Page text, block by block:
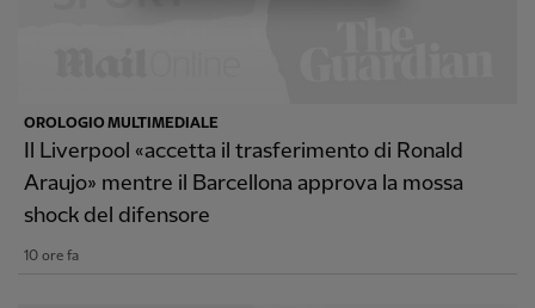
OROLOGIO MULTIMEDIALE
Il Liverpool «accetta il trasferimento di Ronald
Araujo» mentre il Barcellona approva la mossa
shock del difensore
10 ore fa